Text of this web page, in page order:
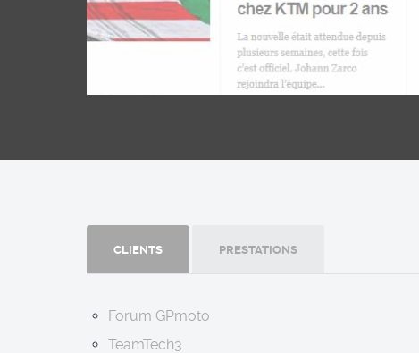
CLIENTS PRESTATIONS
Forum GPmoto
TeamTech3